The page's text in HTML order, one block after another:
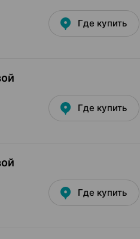
Где купить
Где купить
Где купить